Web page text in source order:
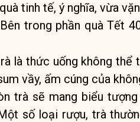
tinh tế, ý nghĩa, vừa
trong phần quà Tết
là thức uống không thể
vầy, ấm cúng của
trà sẽ mang biểu
số loại rượu, trà